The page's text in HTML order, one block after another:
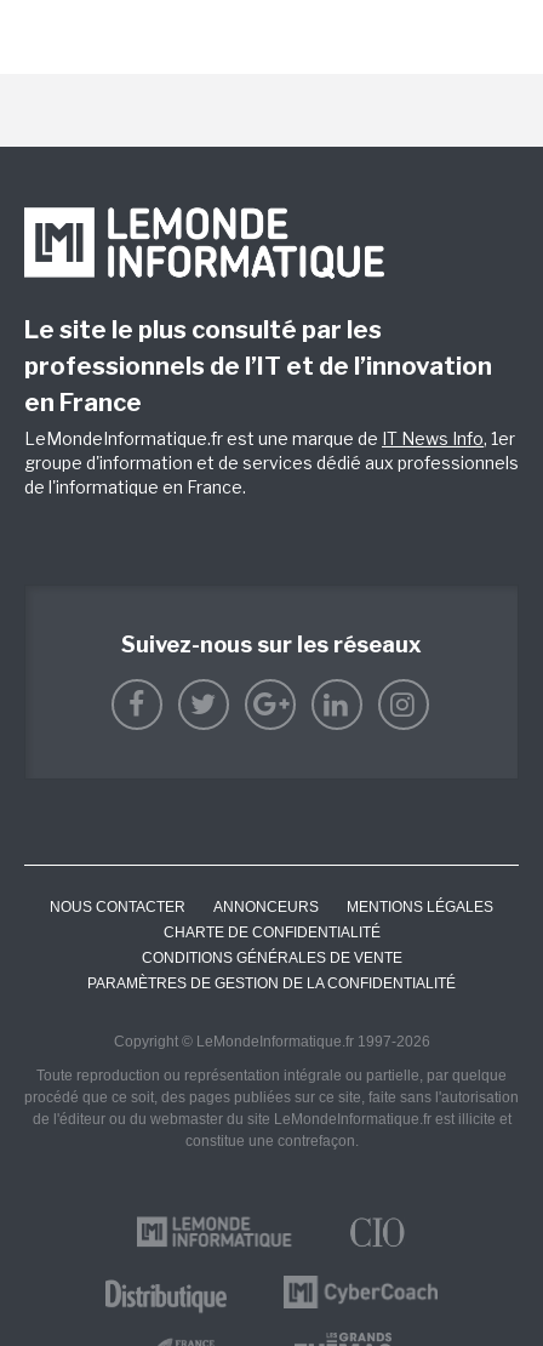
Le site le plus consulté par les
professionnels de l’IT et de l’innovation
en France
LeMondeInformatique.fr est une marque de IT News Info, 1er
groupe d'information et de services dédié aux professionnels
de l'informatique en France.
Suivez-nous sur les réseaux
NOUS CONTACTER ANNONCEURS
MENTIONS LÉGALES
CHARTE DE CONFIDENTIALITÉ
CONDITIONS GÉNÉRALES DE VENTE
PARAMÈTRES DE GESTION DE LA CONFIDENTIALITÉ
Copyright © LeMondeInformatique.fr 1997-2026
Toute reproduction ou représentation intégrale ou partielle, par quelque
procédé que ce soit, des pages publiées sur ce site, faite sans l'autorisation
de l'éditeur ou du webmaster du site LeMondeInformatique.fr est illicite et
constitue une contrefaçon.